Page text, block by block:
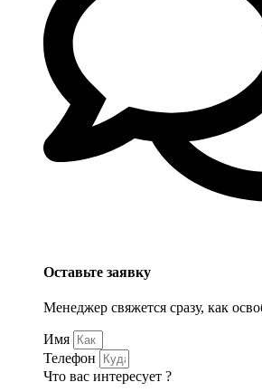
Оставьте заявку
Менеджер свяжется сразу, как
Имя
Телефон
Что вас интересует ?